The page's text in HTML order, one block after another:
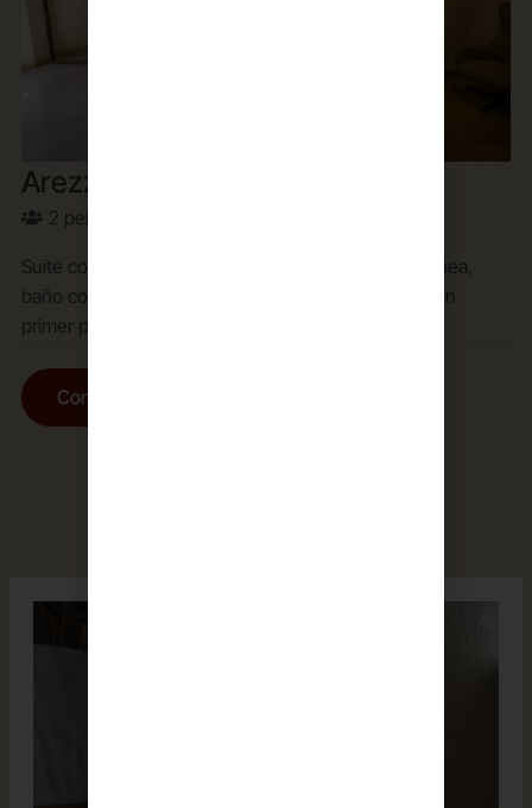
Arezzo
2 personas
Suite con 1 cama King size para 2 personas, chimenea,
baño completo con tina, vestidor, balcón y terraza en
primer piso.
Conoce Más